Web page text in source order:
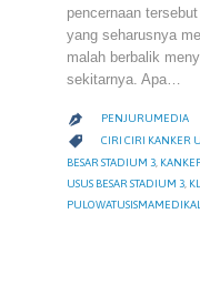
pencernaan
yang seharusnya
malah berbalik
sekitarnya. Apa…
 PENJURUMEDIA
 CATEGORY
CIRI CIRI KANKER
BESAR STADIUM 3
USUS BESAR STADIUM 3
PULOWATUSISMAMEDIKAL